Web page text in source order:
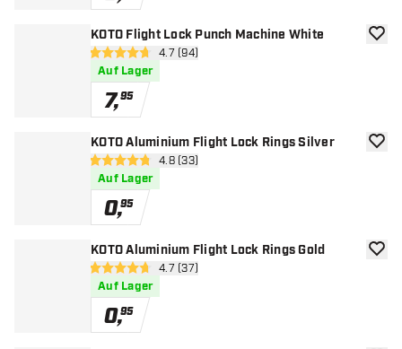
KOTO Flight Lock Punch Machine White
Bewertungsbereich öffnen
4.7 Bewertungssterne
4.7 (94)
Auf Lager
7,95
Zur
KOTO Aluminium Flight Lock Rings Silver
Bewertungsbereich öffnen
4.8 Bewertungssterne
4.8 (33)
Auf Lager
0,95
Zur
KOTO Aluminium Flight Lock Rings Gold
Bewertungsbereich öffnen
4.7 Bewertungssterne
4.7 (37)
Auf Lager
0,95
Zur